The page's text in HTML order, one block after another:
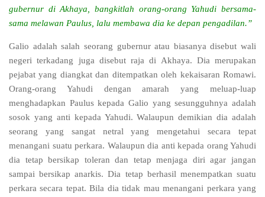
gubernur di Akhaya, bangkitlah orang-orang Yahudi bersama-
sama melawan Paulus, lalu membawa dia ke depan pengadilan.”
Galio adalah salah seorang gubernur atau biasanya disebut wali
negeri terkadang juga disebut raja di Akhaya. Dia merupakan
pejabat yang diangkat dan ditempatkan oleh kekaisaran Romawi.
Orang-orang Yahudi dengan amarah yang meluap-luap
menghadapkan Paulus kepada Galio yang sesungguhnya adalah
sosok yang anti kepada Yahudi. Walaupun demikian dia adalah
seorang yang sangat netral yang mengetahui secara tepat
menangani suatu perkara. Walaupun dia anti kepada orang Yahudi
dia tetap bersikap toleran dan tetap menjaga diri agar jangan
sampai bersikap anarkis. Dia tetap berhasil menempatkan suatu
perkara secara tepat. Bila dia tidak mau menangani perkara yang